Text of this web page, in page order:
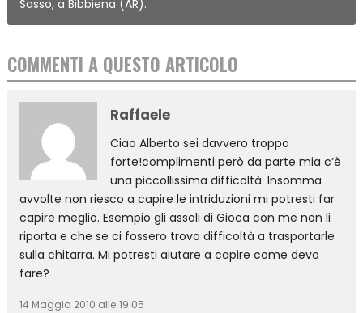
Sasso, a Bibbiena (AR).
COMMENTI A QUESTO ARTICOLO
Raffaele
Ciao Alberto sei davvero troppo
forte!complimenti però da parte mia c’è
una piccollissima difficoltà. Insomma
avvolte non riesco a capire le intriduzioni mi potresti far
capire meglio. Esempio gli assoli di Gioca con me non li
riporta e che se ci fossero trovo difficoltà a trasportarle
sulla chitarra. Mi potresti aiutare a capire come devo
fare?
14 Maggio 2010 alle 19:05